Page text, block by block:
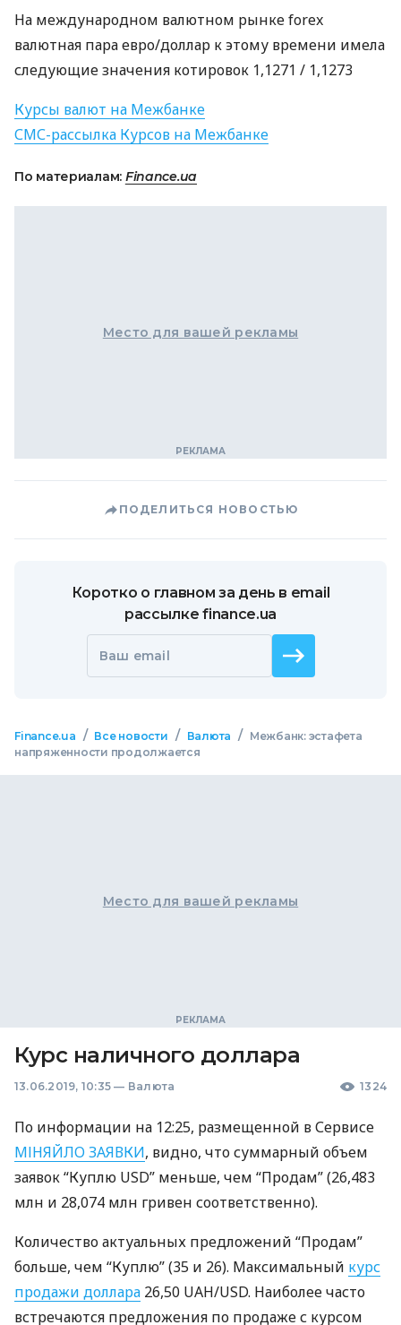
На международном валютном рынке forex
валютная пара евро/доллар к этому времени имела
следующие значения котировок 1,1271 / 1,1273
Курсы валют на Межбанке
СМС-рассылка Курсов на Межбанке
По материалам: Finance.ua
Место для вашей рекламы
ПОДЕЛИТЬСЯ НОВОСТЬЮ
Коротко о главном за день в email
рассылке finance.ua
Ваш email
Finance.ua / Все новости / Валюта /
Межбанк: эстафета
напряженности продолжается
Место для вашей рекламы
Курс наличного доллара
13.06.2019, 10:35 — Валюта 1324
По информации на 12:25, размещенной в Сервисе
МІНЯЙЛОЗАЯВКИ, видно, что суммарный объем
заявок “Куплю USD” меньше, чем “Продам” (26,483
млн и 28,074 млн гривен соответственно).
Количество актуальных предложений “Продам”
больше, чем “Куплю” (35 и 26). Максимальный курс
продажи доллара 26,50 UAH/USD. Наиболее часто
встречаются предложения по продаже с курсом